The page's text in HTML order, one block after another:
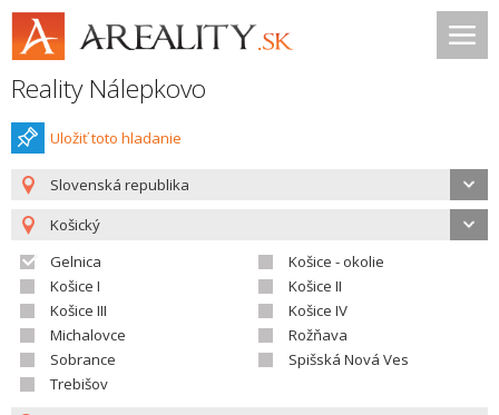
Reality Nálepkovo
Uložiť toto hladanie
Slovenská republika
Košický
Gelnica
Košice - okolie
Košice I
Košice II
Košice III
Košice IV
Michalovce
Rožňava
Sobrance
Spišská Nová Ves
Trebišov